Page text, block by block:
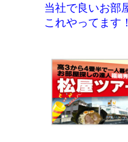
当社で良いお部
これやってます